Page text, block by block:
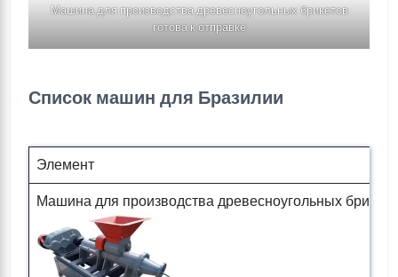
Машина для производства древесноугольных брикетов
готова к отправке
Список машин для Бразилии
Элемент
Машина для производства древесноугольных